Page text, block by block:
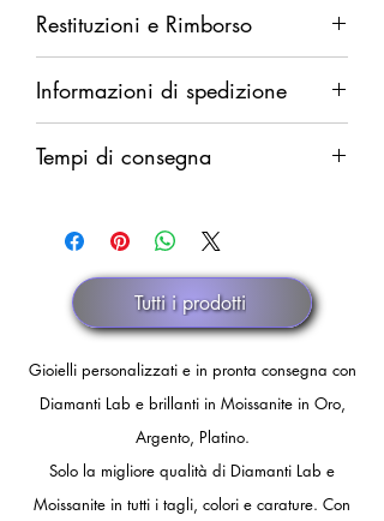
Restituzioni e Rimborso
14 giorni dalla ricezione della merce.
Rimborso completo in caso di difetti.
Rimborso parziale (del solo costo della
merce al netto delle spese di
discrezionale.
Informazioni di spedizione
integrale in caso di smarrimento.
dello spedizioniere o dopo 30 giorni
Tempi di consegna
corriere.
Tutti i prodotti
Gioielli personalizzati e in pronta consegna con
Diamanti Lab e brillanti in Moissanite in Oro,
Argento, Platino.
Solo la migliore qualità di Diamanti Lab e
Moissanite in tutti i tagli, colori e carature. Con